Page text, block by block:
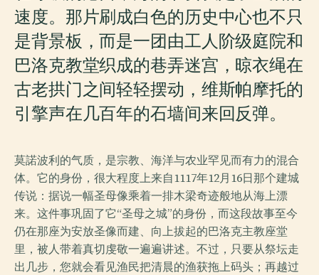
速度。那片刷成白色的历史中心也不只
是背景板，而是一团由工人阶级庭院和
巴洛克教堂织成的巷弄迷宫，晾衣绳在
古老拱门之间轻轻摆动，维斯帕摩托的
引擎声在几百年的石墙间来回反弹。
莫諾波利的气质，是宗教、海洋与农业罕见而有力的混合
体。它的身份，很大程度上来自1117年12月16日那个建城
传说：据说一幅圣母像乘着一排木梁奇迹般地从海上漂
来。这件事巩固了它“圣母之城”的身份，而这段故事至今
仍在那座为安放圣像而建、向上拔起的巴洛克主教座堂
里，被人带着真切虔敬一遍遍讲述。不过，只要从祭坛走
出几步，您就会看见渔民把清晨的渔获拖上码头；再越过